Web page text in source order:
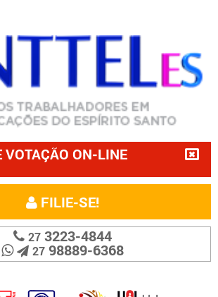
VOTAÇÃO ON-LINE
FILIE-SE!
273223-4844
2798889-6368